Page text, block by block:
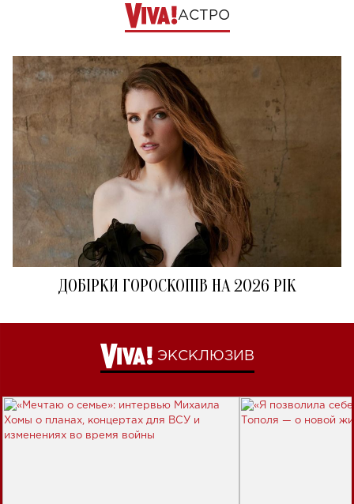
АСТРО
ДОБІРКИ ГОРОСКОПІВ НА 2026 РІК
ЭКСКЛЮЗИВ